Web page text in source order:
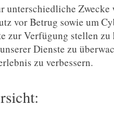
Zwecke
vor Betrug sowie um
zur Verfügung stellen
Dienste zu
zu verbessern.